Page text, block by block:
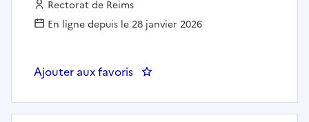
Employeur :
Rectorat de Reims
En ligne depuis le 28 janvier 2026
Ajouter aux favoris